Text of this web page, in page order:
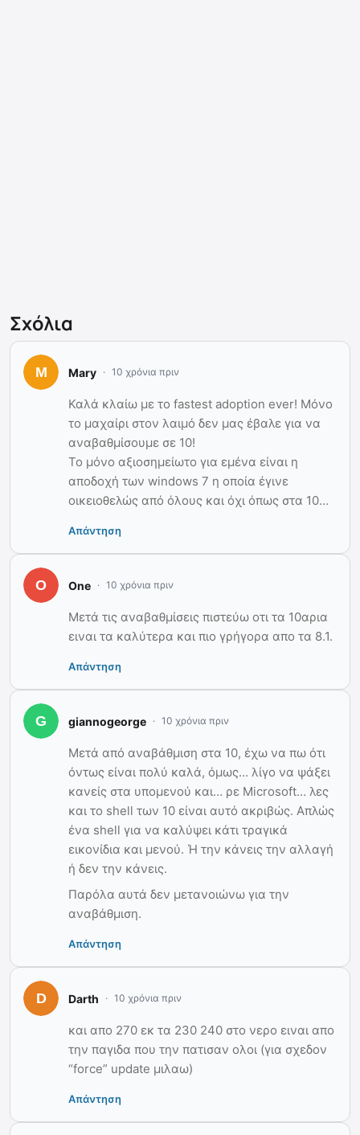
Σχόλια
Mary 10 χρόνια πριν
Καλά κλαίω με το fastest adoption ever! Μόνο
το μαχαίρι στον λαιμό δεν μας έβαλε για να
αναβαθμίσουμε σε 10!
Το μόνο αξιοσημείωτο για εμένα είναι η
αποδοχή των windows 7 η οποία έγινε
οικειοθελώς από όλους και όχι όπως στα 10…
Απάντηση
One 10 χρόνια πριν
Μετά τις αναβαθμίσεις πιστεύω οτι τα 10αρια
ειναι τα καλύτερα και πιο γρήγορα απο τα 8.1.
Απάντηση
giannogeorge 10 χρόνια πριν
Μετά από αναβάθμιση στα 10, έχω να πω ότι
όντως είναι πολύ καλά, όμως… λίγο να ψάξει
κανείς στα υπομενού και… ρε Microsoft… λες
και το shell των 10 είναι αυτό ακριβώς. Απλώς
ένα shell για να καλύψει κάτι τραγικά
εικονίδια και μενού. Ή την κάνεις την αλλαγή
ή δεν την κάνεις.
Παρόλα αυτά δεν μετανοιώνω για την
αναβάθμιση.
Απάντηση
Darth 10 χρόνια πριν
και απο 270 εκ τα 230 240 στο νερο ειναι απο
την παγιδα που την πατισαν ολοι (για σχεδον
“force” update μιλαω)
Απάντηση